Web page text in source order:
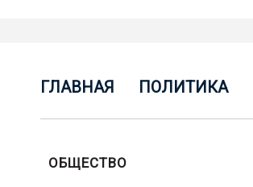
ГЛАВНАЯ ПОЛИТИКА
ОБЩЕСТВО